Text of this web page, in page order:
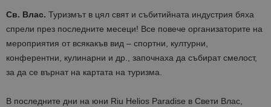
Св. Влас. Туризмът в цял свят и събитийната индустрия бяха
спрели през последните месеци! Все повече организаторите на
мероприятия от всякакъв вид – спортни, културни,
конферентни, кулинарни и др., започнаха да събират смелост,
за да се върнат на картата на туризма.
В последните дни на юни Riu Helios Paradise в Свети Влас,